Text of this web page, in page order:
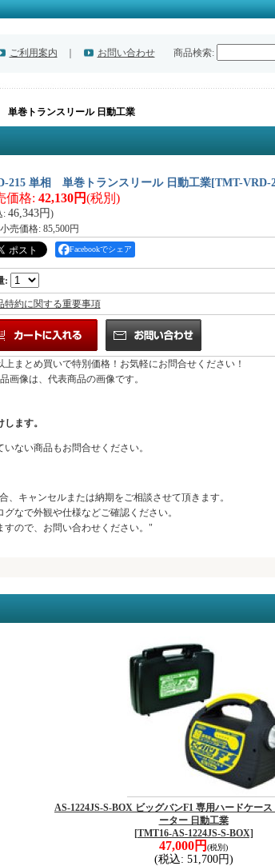
ご利用案内 お問い合わせ 商品検索:
単巻トランスリール 日動工業
215 単相 単巻トランスリール 日動工業[TMT-VRD-
価格: 42,130円(税別)
: 46,343円)
売価格: 85,500円
Facebookでシェア
:
特約に関する重要事項
上まとめ買いで特別価格！お気軽にお問合せください！
画像は、代表商品の画像です。
ます。
ない商品もお問合せください。
キャンセルまたは納期をご相談させて頂きます。
なで外観や仕様などご確認ください。
ので、お問い合わせください。"
AS-1224JS-S-BOX ビッグバンF1 専用ハードケー
ーター 日動工業
[TMT16-AS-1224JS-S-BOX]
47,000円 (税別)
(税込: 51,700円)